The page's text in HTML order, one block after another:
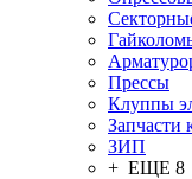
Прессы
Клуппы
Запчасти
ЗИП
+ ЕЩЕ 8